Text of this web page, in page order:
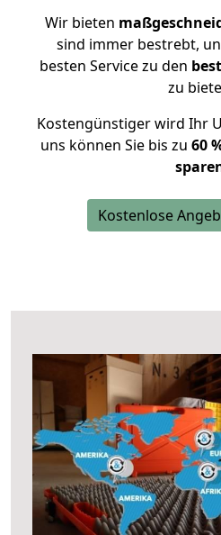
Wir bieten
sind immer bestrebt,
besten Service zu den
zu
Kostengünstiger wird Ihr
uns können Sie bis zu 60
Kostenlose